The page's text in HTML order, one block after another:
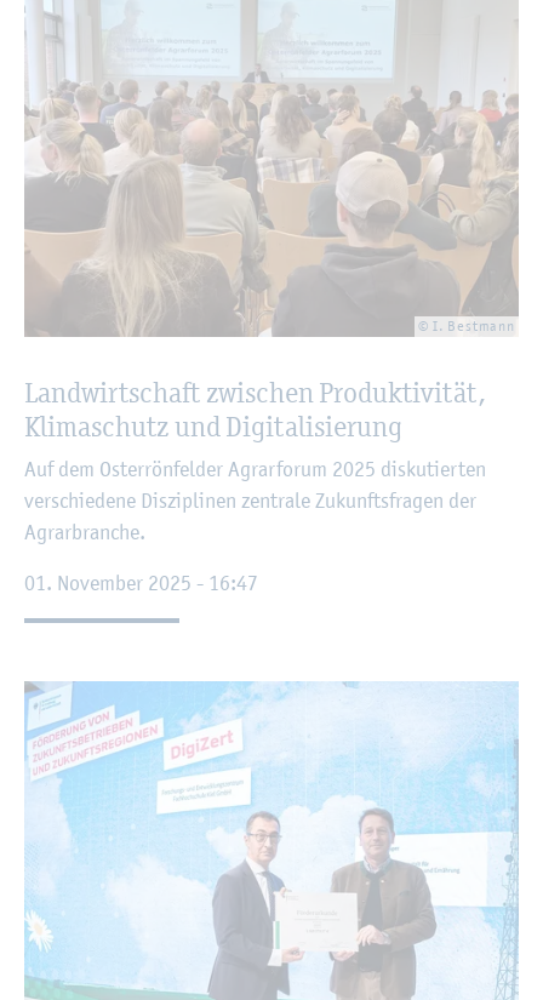
© I. Best­mann
Land­wirt­schaft zwi­schen Pro­duk­ti­vi­tät,
Kli­ma­schutz und Di­gi­ta­li­sie­rung
Auf dem Os­ter­rön­fel­der Agrar­fo­rum 2025 dis­ku­tier­ten
ver­schie­de­ne Dis­zi­pli­nen zen­tra­le Zu­kunfts­fra­gen der
Agrar­bran­che.
01. No­vem­ber 2025 - 16:47